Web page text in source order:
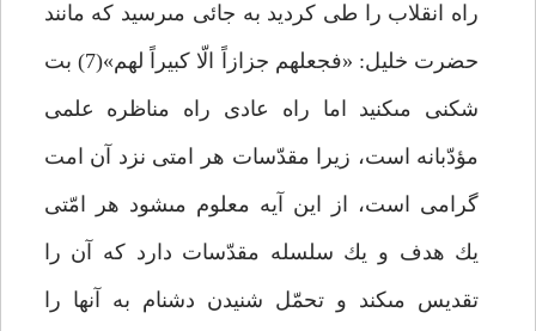
راه انقلاب را طى كرديد به جائى مى‏رسيد كه مانند
حضرت خليل: «فجعلهم جزازاً الّا كبيراً لهم»(7) بت
شكنى مى‏كنيد اما راه عادى راه مناظره علمى
مؤدّبانه است، زيرا مقدّسات هر امتى نزد آن امت
گرامى است، از اين آيه معلوم مى‏شود هر امّتى
يك هدف و يك سلسله مقدّسات دارد كه آن را
تقديس مى‏كند و تحمّل شنيدن دشنام به آن‏ها را